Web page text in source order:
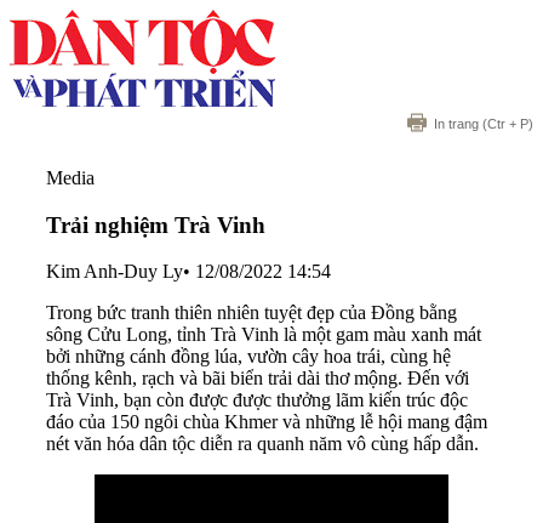
In trang (Ctr + P)
Media
Trải nghiệm Trà Vinh
Kim Anh-Duy Ly• 12/08/2022 14:54
Trong bức tranh thiên nhiên tuyệt đẹp của Đồng bằng
sông Cửu Long, tỉnh Trà Vinh là một gam màu xanh mát
bởi những cánh đồng lúa, vườn cây hoa trái, cùng hệ
thống kênh, rạch và bãi biển trải dài thơ mộng. Đến với
Trà Vinh, bạn còn được được thưởng lãm kiến trúc độc
đáo của 150 ngôi chùa Khmer và những lễ hội mang đậm
nét văn hóa dân tộc diễn ra quanh năm vô cùng hấp dẫn.